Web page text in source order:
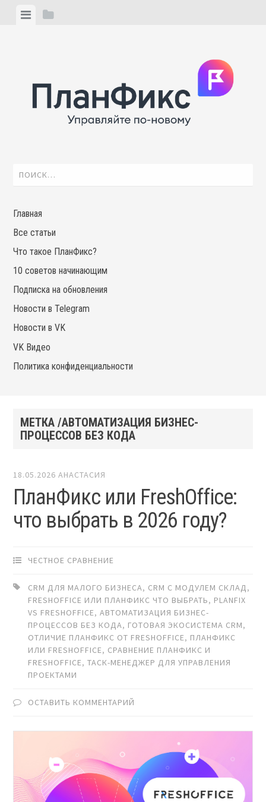
ViewView
Найти:
Главная
Все статьи
Что такое ПланФикс?
10 советов начинающим
Подписка на обновления
Новости в Telegram
Новости в VK
VK Видео
Политика конфиденциальности
МЕТКА /АВТОМАТИЗАЦИЯ БИЗНЕС-
ПРОЦЕССОВ БЕЗ КОДА
18.05.2026 АНАСТАСИЯ
ПланФикс или FreshOffice:
что выбрать в 2026 году?
ЧЕСТНОЕ СРАВНЕНИЕ
CRM ДЛЯ МАЛОГО БИЗНЕСА, CRM С МОДУЛЕМ СКЛАД ,
FRESHOFFICE ИЛИ ПЛАНФИКС ЧТО ВЫБРАТЬ, PLANFIX
VS FRESHOFFICE,АВТОМАТИЗАЦИЯ БИЗНЕС-
ПРОЦЕССОВ БЕЗ КОДА, ГОТОВАЯ ЭКОСИСТЕМА CRM,
ОТЛИЧИЕ ПЛАНФИКС ОТ FRESHOFFICE, ПЛАНФИКС
ИЛИ FRESHOFFICE, СРАВНЕНИЕ ПЛАНФИКС И
FRESHOFFICE,ТАСК-МЕНЕДЖЕР ДЛЯ УПРАВЛЕНИЯ
ПРОЕКТАМИ
ОСТАВИТЬ КОММЕНТАРИЙ